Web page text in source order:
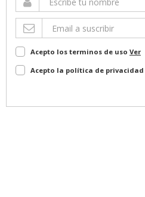
Acepto los terminos de uso Ver
Acepto la política de privacidad